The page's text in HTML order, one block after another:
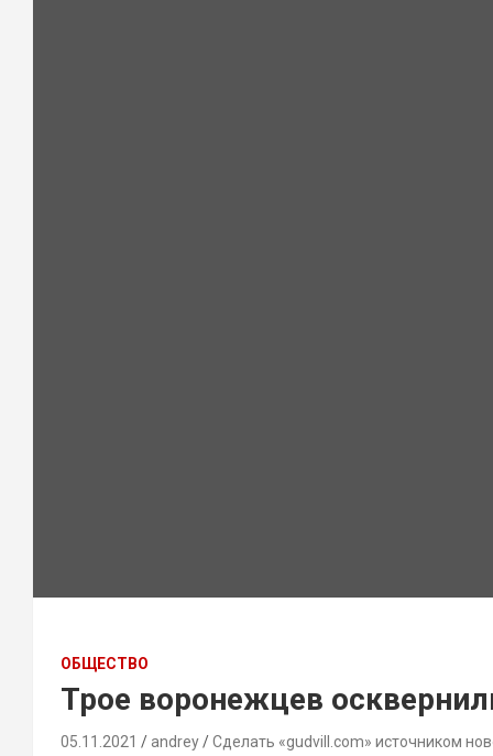
ОБЩЕСТВО
Трое воронежцев
05.11.2021 andrey Сделать «gudvill.com» источником